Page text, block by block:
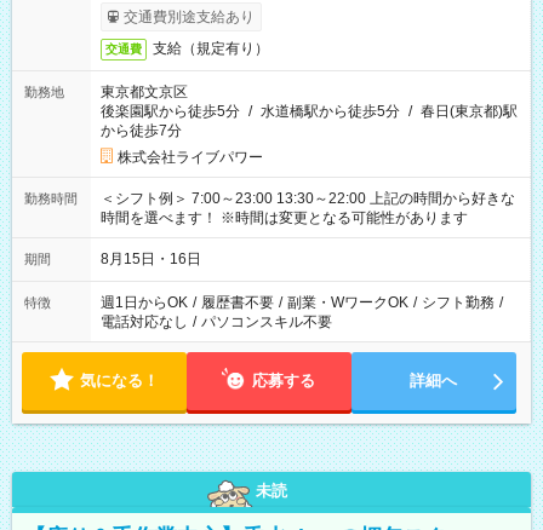
交通費別途支給あり
交通費 支給（規定有り）
勤務地
東京都文京区
後楽園駅から徒歩5分 / 水道橋駅から徒歩5分 / 春日(東京都)駅
から徒歩7分
株式会社ライブパワー
勤務時間
＜シフト例＞ 7:00～23:00 13:30～22:00 上記の時間から好きな
時間を選べます！ ※時間は変更となる可能性があります
期間 8月15日・16日
特徴 週1日からOK / 履歴書不要 / 副業・WワークOK / シフト勤務 /
電話対応なし / パソコンスキル不要
気になる！ 応募する 詳細へ
未読